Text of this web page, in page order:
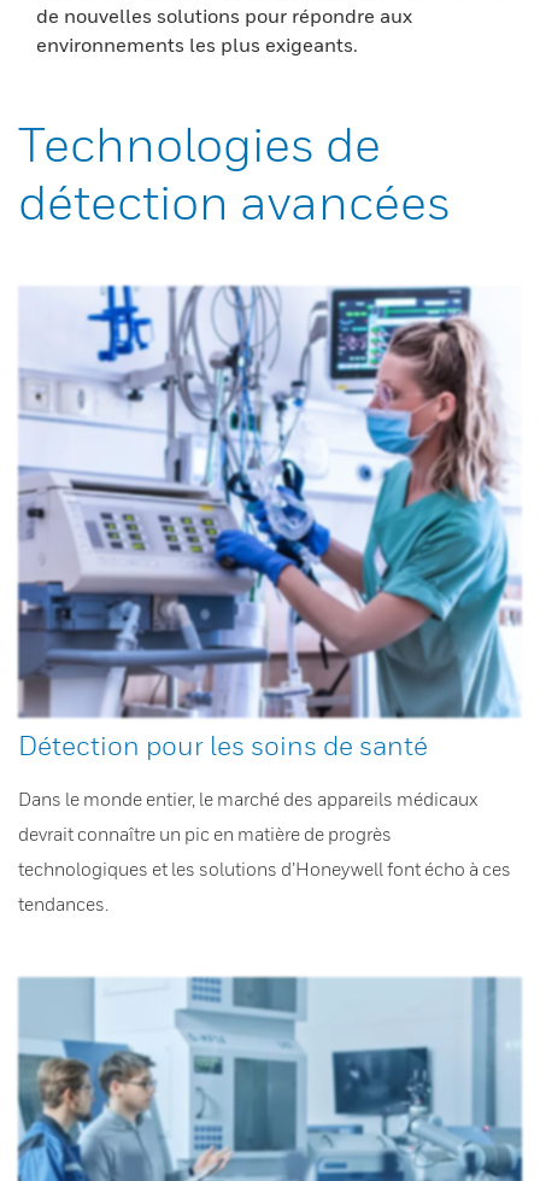
de nouvelles solutions pour répondre aux
environnements les plus exigeants.
Technologies de
détection avancées
Détection pour les soins de santé
Dans le monde entier, le marché des appareils médicaux
devrait connaître un pic en matière de progrès
technologiques et les solutions d’Honeywell font écho à ces
tendances.